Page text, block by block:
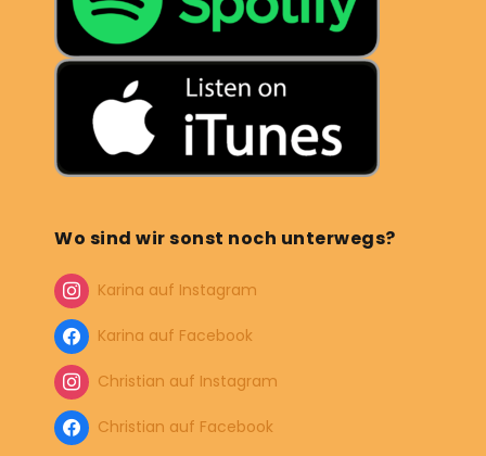
Wo sind wir sonst noch unterwegs?
Karina auf Instagram
Karina auf Facebook
Christian auf Instagram
Christian auf Facebook